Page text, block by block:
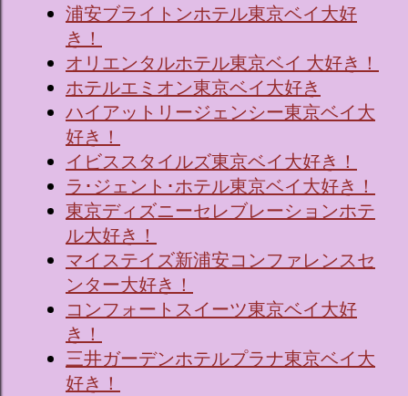
浦安ブライトンホテル東京ベイ大好
き！
オリエンタルホテル東京ベイ 大好き！
ホテルエミオン東京ベイ大好き
ハイアットリージェンシー東京ベイ大
好き！
イビススタイルズ東京ベイ大好き！
ラ･ジェント･ホテル東京ベイ大好き！
東京ディズニーセレブレーションホテ
ル大好き！
マイステイズ新浦安コンファレンスセ
ンター大好き！
コンフォートスイーツ東京ベイ大好
き！
三井ガーデンホテルプラナ東京ベイ大
好き！